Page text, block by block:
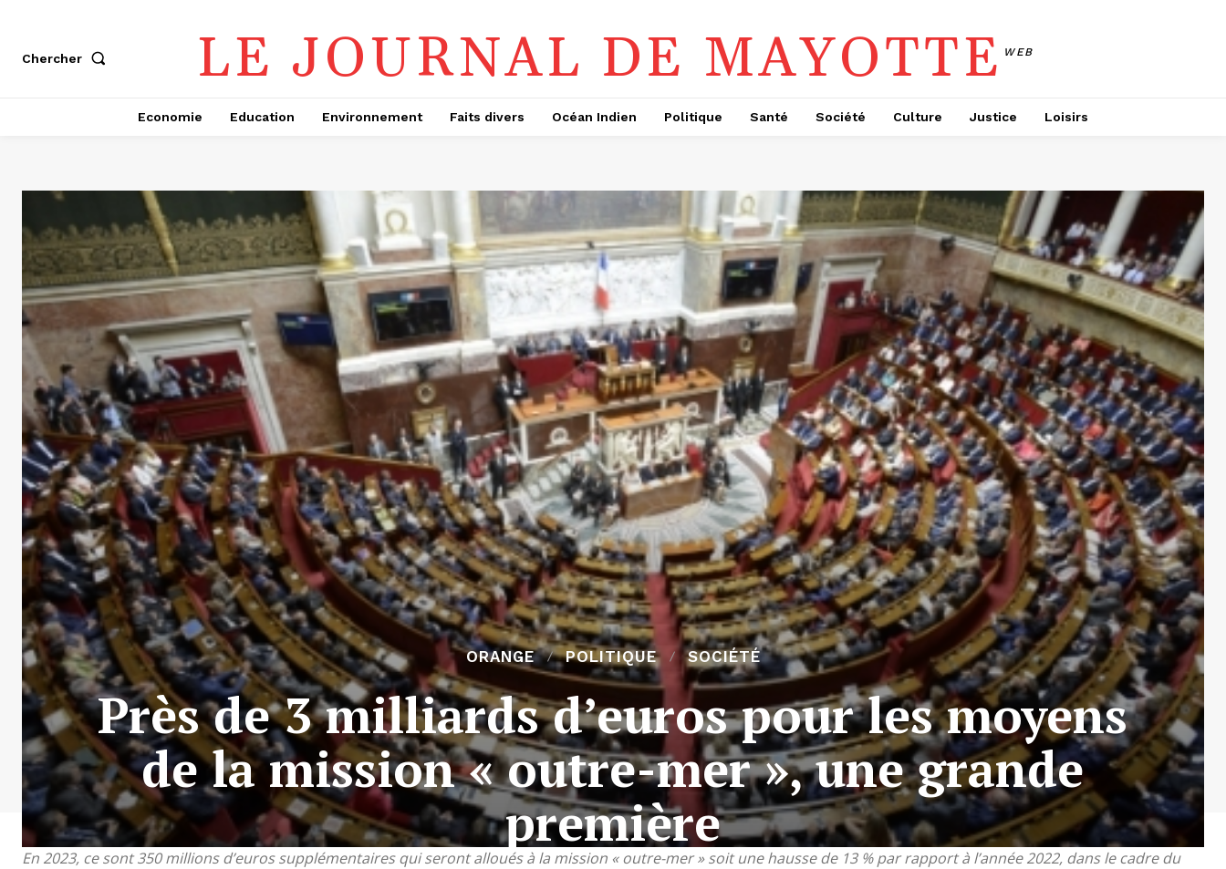
Chercher LE JOURNAL DE MAYOTTE WEB
Economie Education Environnement Faits divers Océan Indien Politique Santé Société Culture Justice Loisirs
En 2023, ce sont 350 millions d’euros supplémentaires qui seront alloués à la mission « outre-mer » soit une hausse de 13 % par rapport à l’année 2022, dans le cadre du
ORANGE POLITIQUE SOCIÉTÉ
Près de 3 milliards d’euros pour les moyens
de la mission « outre-mer », une grande
première